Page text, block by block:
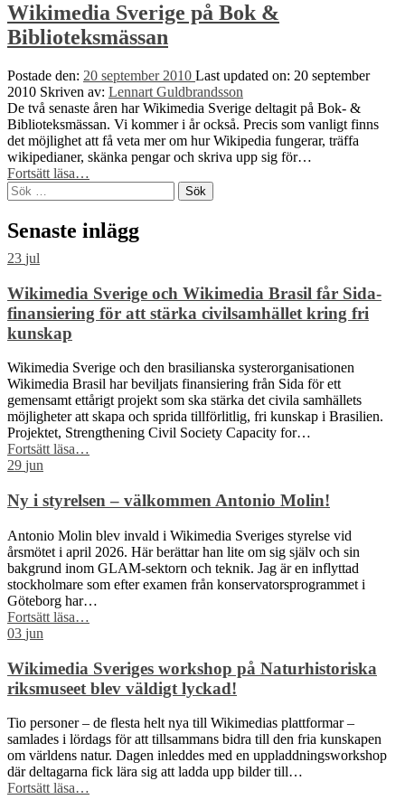
Bok-
&
Wikimedia Sverige på Bok &
Biblioteksmässan
Postade den: 20 september 2010 Last updated on: 20 september
2010 Skriven av: Lennart Guldbrandsson
De två senaste åren har Wikimedia Sverige deltagit på Bok- &
Biblioteksmässan. Vi kommer i år också. Precis som vanligt finns
det möjlighet att få veta mer om hur Wikipedia fungerar, träffa
wikipedianer, skänka pengar och skriva upp sig för…
Fortsätt läsa
på
Bok
&
…
Sök
efter:
Senaste inlägg
23 jul
Wikimedia Sverige och Wikimedia Brasil får Sida-
finansiering för att stärka civilsamhället kring fri
kunskap
Wikimedia Sverige och den brasilianska systerorganisationen
Wikimedia Brasil har beviljats finansiering från Sida för ett
gemensamt ettårigt projekt som ska stärka det civila samhällets
möjligheter att skapa och sprida tillförlitlig, fri kunskap i Brasilien.
Projektet, Strengthening Civil Society Capacity for…
Fortsätt läsa
Wikimedia
Brasil
får
Sida-
finansiering
för
att
stärka
civilsamhället
fri
kunskap”
…
29 jun
Ny i styrelsen – välkommen Antonio Molin!
Antonio Molin blev invald i Wikimedia Sveriges styrelse vid
årsmötet i april 2026. Här berättar han lite om sig själv och sin
bakgrund inom GLAM-sektorn och teknik. Jag är en inflyttad
stockholmare som efter examen från konservatorsprogrammet i
Göteborg har…
Fortsätt läsa
–
välkommen
Antonio
…
03 jun
Wikimedia Sveriges workshop på Naturhistoriska
riksmuseet blev väldigt lyckad!
Tio personer – de flesta helt nya till Wikimedias plattformar –
samlades i lördags för att tillsammans bidra till den fria kunskapen
om världens natur. Dagen inleddes med en uppladdningsworkshop
där deltagarna fick lära sig att ladda upp bilder till…
Fortsätt läsa…